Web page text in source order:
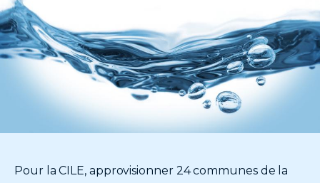
introduction
Pour la CILE, approvisionner 24 communes de la